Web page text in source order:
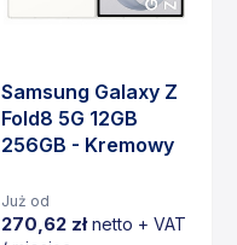
Samsung Galaxy Z
Fold8 5G 12GB
256GB - Kremowy
Już od
270,62 złnetto + VAT